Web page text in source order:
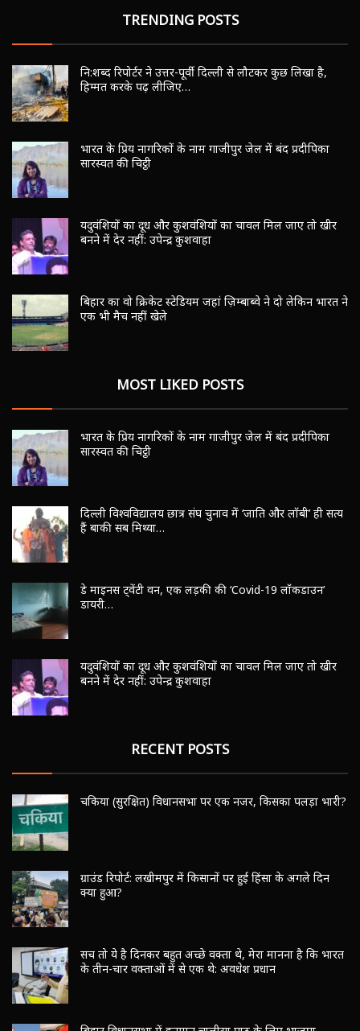
TRENDING POSTS
नि:शब्द रिपोर्टर ने उत्तर-पूर्वी दिल्ली से लौटकर कुछ लिखा है,
हिम्मत करके पढ़ लीजिए…
भारत के प्रिय नागरिकों के नाम गाजीपुर जेल में बंद प्रदीपिका
सारस्वत की चिट्ठी
यदुवंशियों का दूध और कुशवंशियों का चावल मिल जाए तो खीर
बनने में देर नहीं: उपेन्द्र कुशवाहा
बिहार का वो क्रिकेट स्टेडियम जहां ज़िम्बाब्वे ने दो लेकिन भारत ने
एक भी मैच नहीं खेले
MOST LIKED POSTS
भारत के प्रिय नागरिकों के नाम गाजीपुर जेल में बंद प्रदीपिका
सारस्वत की चिट्ठी
दिल्ली विश्वविद्यालय छात्र संघ चुनाव में ‘जाति और लॉबी’ ही सत्य
हैं बाकी सब मिथ्या…
डे माइनस ट्वेंटी वन, एक लड़की की ‘Covid-19 लॉकडाउन’
डायरी…
यदुवंशियों का दूध और कुशवंशियों का चावल मिल जाए तो खीर
बनने में देर नहीं: उपेन्द्र कुशवाहा
RECENT POSTS
चकिया (सुरक्षित) विधानसभा पर एक नजर, किसका पलड़ा भारी?
ग्राउंड रिपोर्ट: लखीमपुर में किसानों पर हुई हिंसा के अगले दिन
क्या हुआ?
सच तो ये है दिनकर बहुत अच्छे वक्ता थे, मेरा मानना है कि भारत
के तीन-चार वक्ताओं में से एक थे: अवधेश प्रधान